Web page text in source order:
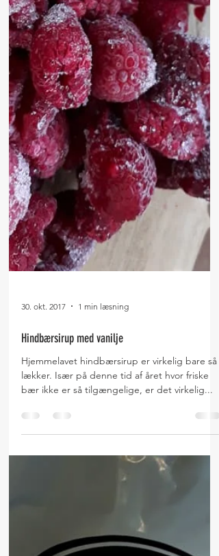
30. okt. 2017 1 min læsning
Hindbærsirup med vanilje
Hjemmelavet hindbærsirup er virkelig bare så
bær ikke er så tilgængelige, er det virkelig...